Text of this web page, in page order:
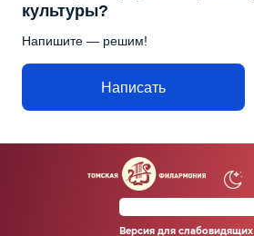
культуры?
Напишите — решим!
Написать
Версия для слабовидящих